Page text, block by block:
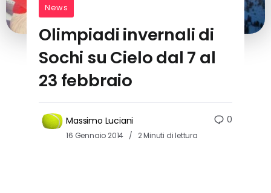
News
Olimpiadi invernali di
Sochi su Cielo dal 7 al
23 febbraio
Massimo Luciani
16 Gennaio 2014 2 Minuti di lettura
0